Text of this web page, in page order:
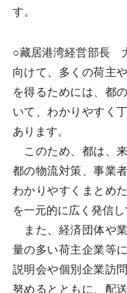
す。
○藏居港湾経営部長
向けて、多くの荷主
を得るためには、都
いて、わかりやすく
あります。
このため、都は、
都の物流対策、事業
わかりやすくまとめ
を一元的に広く発信し
また、経済団体や
量の多い荷主企業等
説明会や個別企業訪
努めるとともに、配